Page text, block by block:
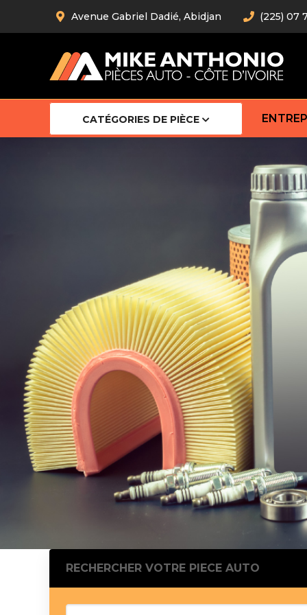
Avenue Gabriel Dadié, Abidjan (225) 07
CATÉGORIES DE PIÈCE
Barre
Barre
Robot
Bras
Cardan
Pistons
Feu
Bague
Bague
Calle
Chaine
RECHERCHER VOTRE PIECE AUTO